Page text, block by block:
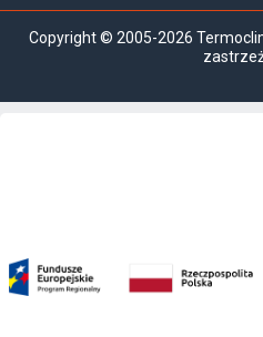
Copyright © 2005-2026